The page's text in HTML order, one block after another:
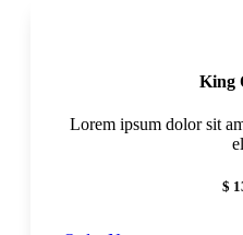
King
Lorem ipsum dolor sit
$